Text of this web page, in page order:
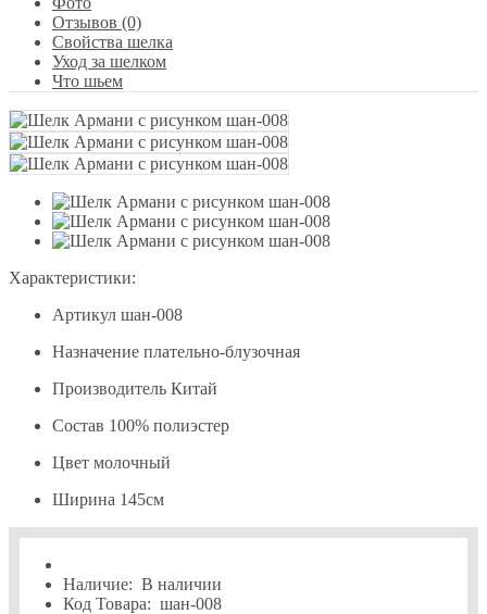
Отзывов (0)
Свойства шелка
Уход за шелком
Что шьем
Характеристики:
Артикул шан-008
Назначение плательно-блузочная
Производитель Китай
Состав 100% полиэстер
Цвет молочный
Ширина 145см
Наличие: В наличии
Код Товара: шан-008